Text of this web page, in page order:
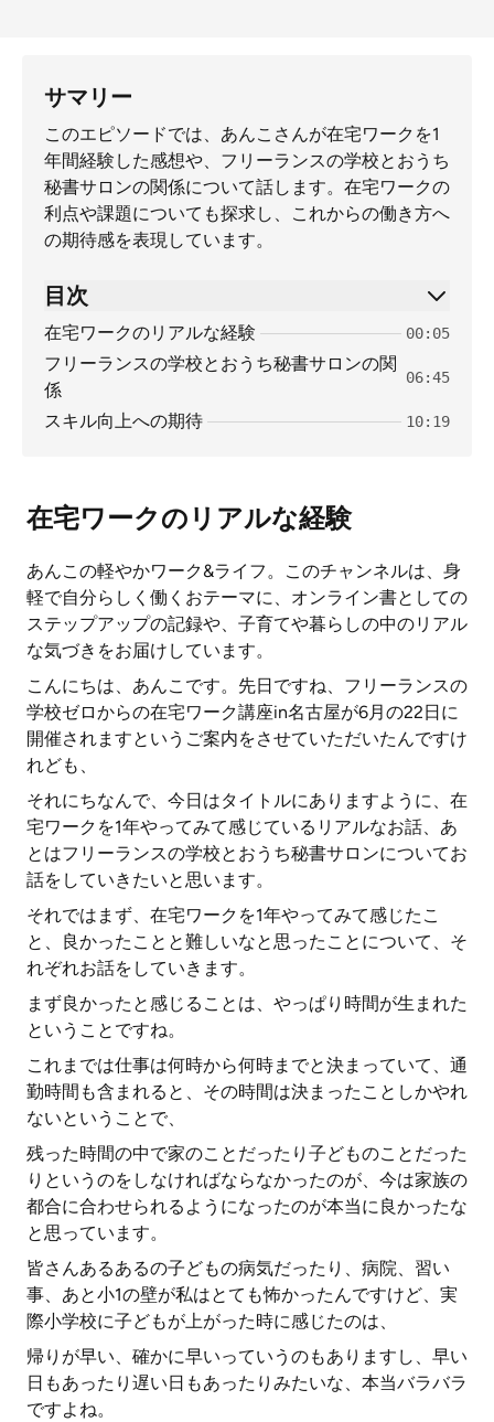
サマリー
このエピソードでは、あんこさんが在宅ワークを1
年間経験した感想や、フリーランスの学校とおうち
秘書サロンの関係について話します。在宅ワークの
利点や課題についても探求し、これからの働き方へ
の期待感を表現しています。
目次
在宅ワークのリアルな経験 00:05
フリーランスの学校とおうち秘書サロンの関
係
06:45
スキル向上への期待 10:19
在宅ワークのリアルな経験
あんこの軽やかワーク&ライフ。このチャンネルは、身
軽で自分らしく働くおテーマに、オンライン書としての
ステップアップの記録や、子育てや暮らしの中のリアル
な気づきをお届けしています。
こんにちは、あんこです。先日ですね、フリーランスの
学校ゼロからの在宅ワーク講座in名古屋が6月の22日に
開催されますというご案内をさせていただいたんですけ
れども、
それにちなんで、今日はタイトルにありますように、在
宅ワークを1年やってみて感じているリアルなお話、あ
とはフリーランスの学校とおうち秘書サロンについてお
話をしていきたいと思います。
それではまず、在宅ワークを1年やってみて感じたこ
と、良かったことと難しいなと思ったことについて、そ
れぞれお話をしていきます。
まず良かったと感じることは、やっぱり時間が生まれた
ということですね。
これまでは仕事は何時から何時までと決まっていて、通
勤時間も含まれると、その時間は決まったことしかやれ
ないということで、
残った時間の中で家のことだったり子どものことだった
りというのをしなければならなかったのが、今は家族の
都合に合わせられるようになったのが本当に良かったな
と思っています。
皆さんあるあるの子どもの病気だったり、病院、習い
事、あと小1の壁が私はとても怖かったんですけど、実
際小学校に子どもが上がった時に感じたのは、
帰りが早い、確かに早いっていうのもありますし、早い
日もあったり遅い日もあったりみたいな、本当バラバラ
ですよね。